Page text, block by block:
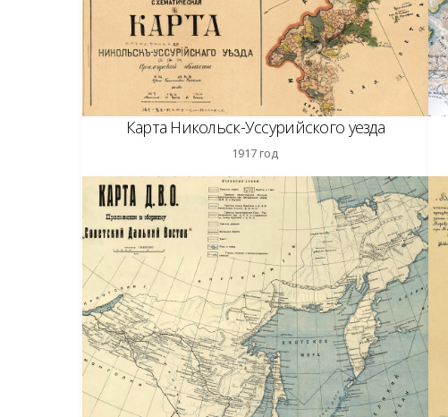
Карта Никольск-Уссурийского уезда
1917 год